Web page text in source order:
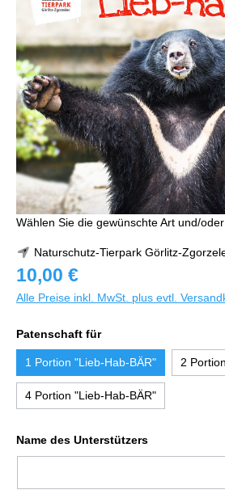
Wählen Sie die gewünschte Art und/
Naturschutz-Tierpark Görlitz-
10,00 €
Alle Preise inkl. MwSt. plus evtl.
Patenschaft für
1 Portion "Lieb-Hab-BÄR" 2
4 Portion "Lieb-Hab-BÄR"
Name des Unterstützers